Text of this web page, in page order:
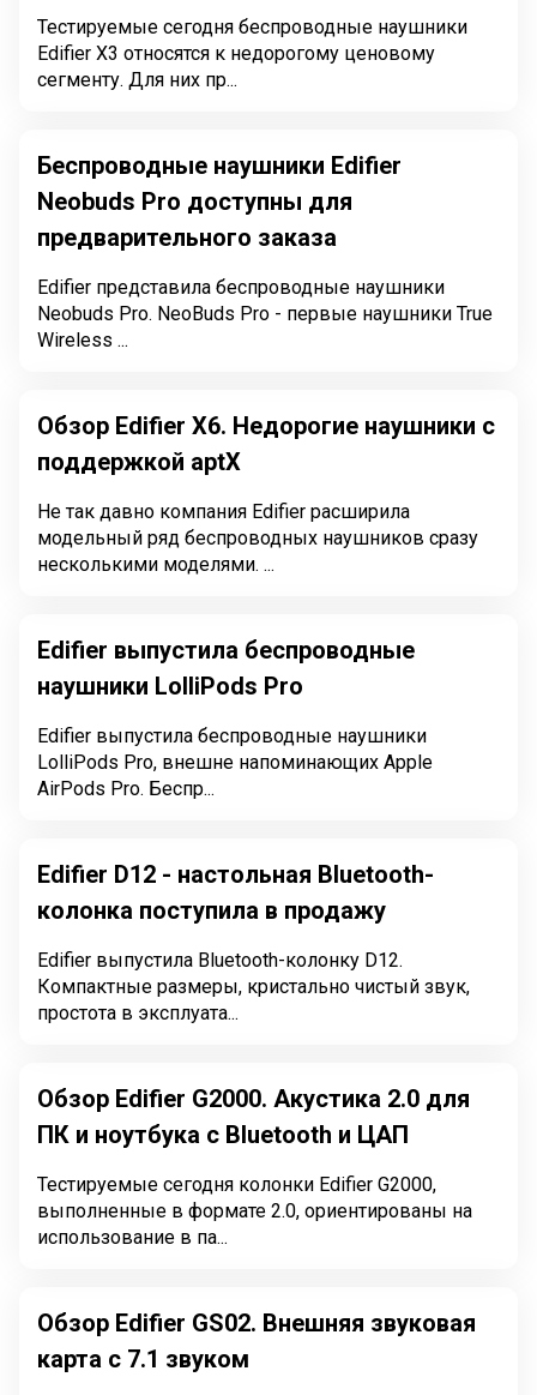
Тестируемые сегодня беспроводные наушники
Edifier X3 относятся к недорогому ценовому
сегменту. Для них пр...
Беспроводные наушники Edifier
Neobuds Pro доступны для
предварительного заказа
Edifier представила беспроводные наушники
Neobuds Pro. NeoBuds Pro - первые наушники True
Wireless ...
Обзор Edifier X6. Недорогие наушники с
поддержкой aptX
Не так давно компания Edifier расширила
модельный ряд беспроводных наушников сразу
несколькими моделями. ...
Edifier выпустила беспроводные
наушники LolliPods Pro
Edifier выпустила беспроводные наушники
LolliPods Pro, внешне напоминающих Apple
AirPods Pro. Беспр...
Edifier D12 - настольная Bluetooth-
колонка поступила в продажу
Edifier выпустила Bluetooth-колонку D12.
Компактные размеры, кристально чистый звук,
простота в эксплуата...
Обзор Edifier G2000. Акустика 2.0 для
ПК и ноутбука с Bluetooth и ЦАП
Тестируемые сегодня колонки Edifier G2000,
выполненные в формате 2.0, ориентированы на
использование в па...
Обзор Edifier GS02. Внешняя звуковая
карта с 7.1 звуком